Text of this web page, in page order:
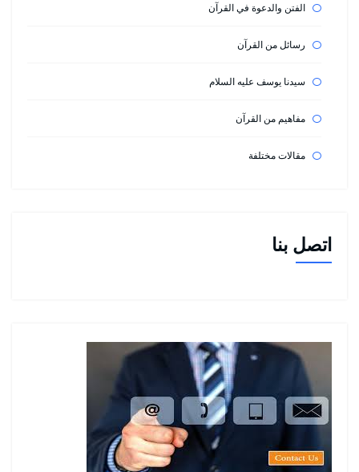
الفتن والدعوة في القرآن
رسائل من القرآن
سيدنا يوسف عليه السلام
مفاهيم من القرآن
مقالات مختلفة
اتصل بنا